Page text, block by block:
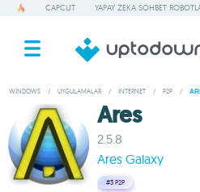
CAPCUT YAPAY ZEKA SOHBET
WINDOWS / UYGULAMALAR / İNTERNET / P2P /
Ares
2.5.8
Ares Galaxy
#3 P2P